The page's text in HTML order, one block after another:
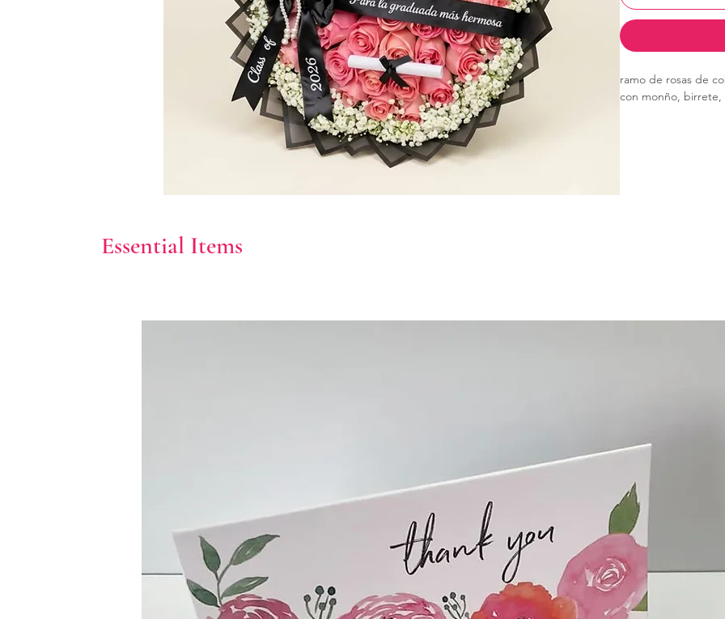
ramo de rosas de
con monño, birrete,
Essential Items